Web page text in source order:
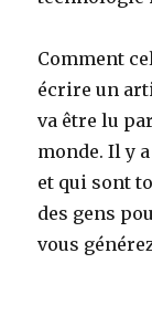
Comment
écrire un
va être lu
monde. Il y
et qui sont
des gens
vous